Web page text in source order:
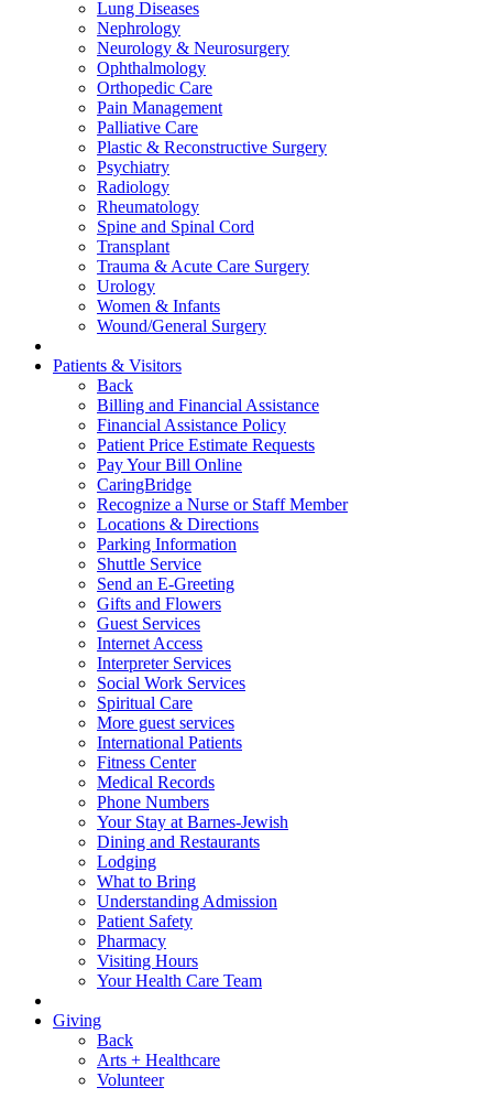
Lung Diseases
Nephrology
Neurology & Neurosurgery
Ophthalmology
Orthopedic Care
Pain Management
Palliative Care
Plastic & Reconstructive Surgery
Psychiatry
Radiology
Rheumatology
Spine and Spinal Cord
Transplant
Trauma & Acute Care Surgery
Urology
Women & Infants
Wound/General Surgery
Patients & Visitors
Back
Billing and Financial Assistance
Financial Assistance Policy
Patient Price Estimate Requests
Pay Your Bill Online
CaringBridge
Recognize a Nurse or Staff Member
Locations & Directions
Parking Information
Shuttle Service
Send an E-Greeting
Gifts and Flowers
Guest Services
Internet Access
Interpreter Services
Social Work Services
Spiritual Care
More guest services
International Patients
Fitness Center
Medical Records
Phone Numbers
Your Stay at Barnes-Jewish
Dining and Restaurants
Lodging
What to Bring
Understanding Admission
Patient Safety
Pharmacy
Visiting Hours
Your Health Care Team
Giving
Back
Arts + Healthcare
Volunteer